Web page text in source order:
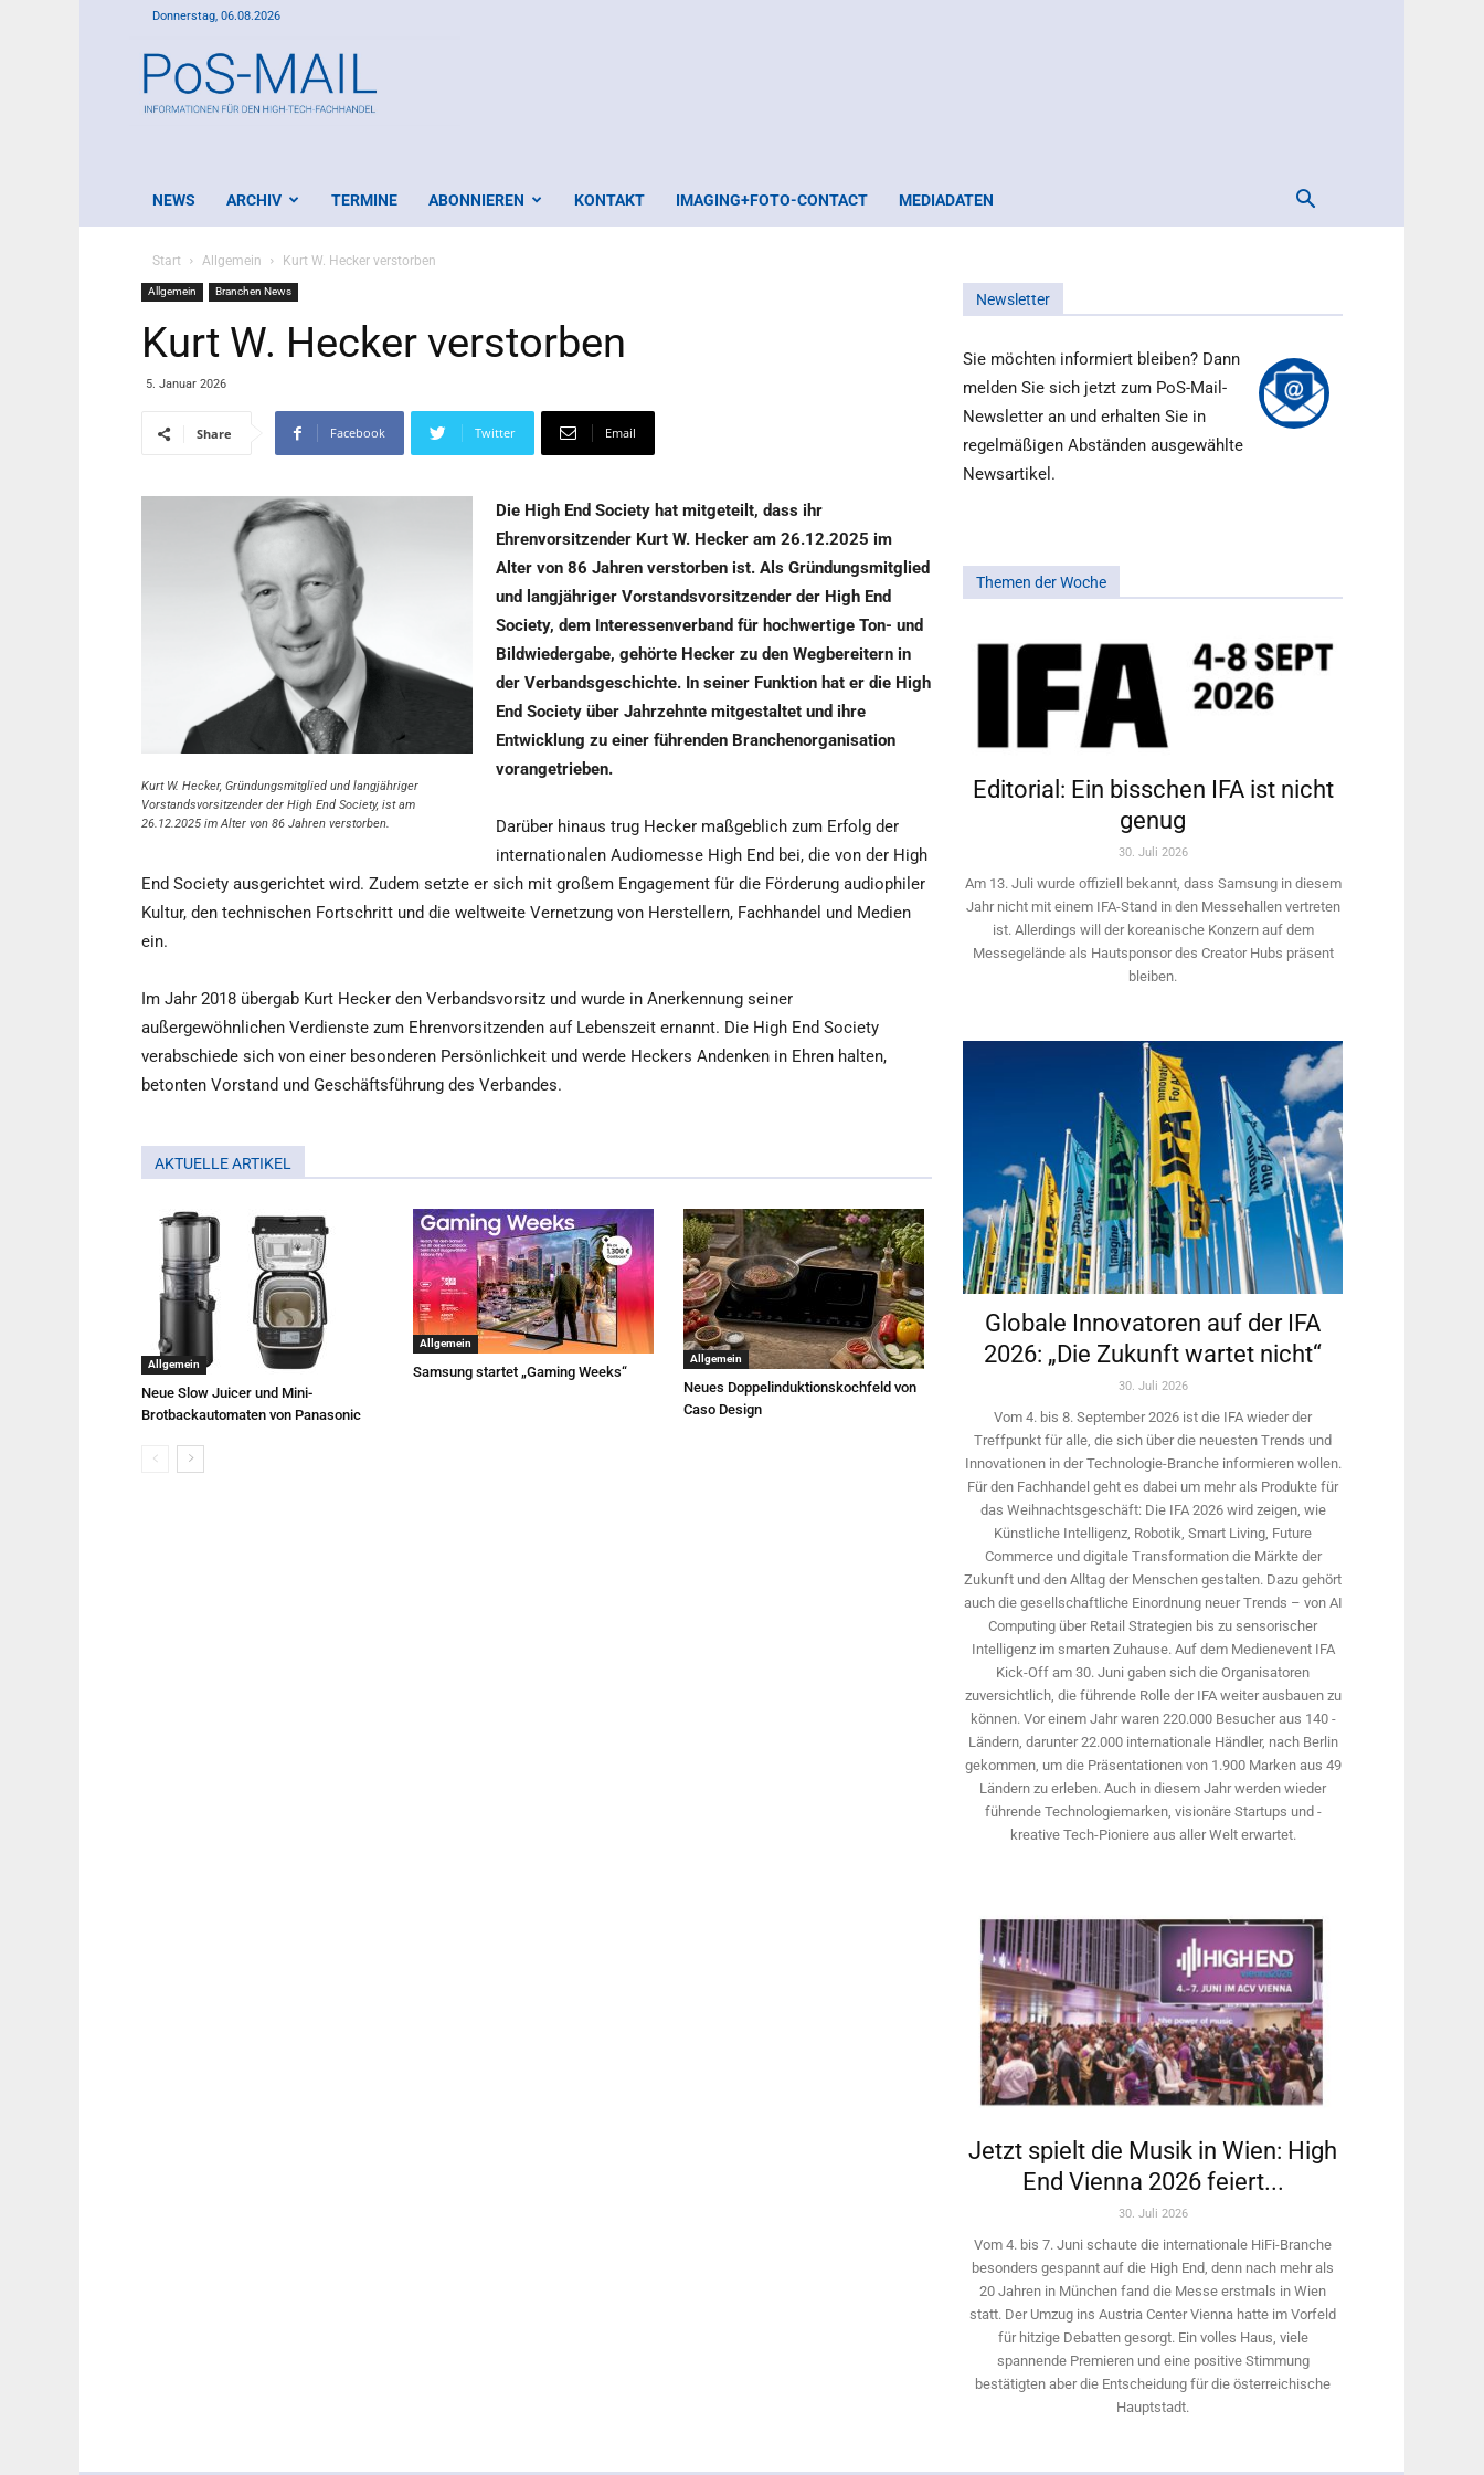
Donnerstag, 06.08.2026
Mail
NEWS ARCHIV TERMINE ABONNIEREN KONTAKT IMAGING+FOTO-CONTACT MEDIADATEN
Start Allgemein Kurt W. Hecker verstorben
Allgemein Branchen News
Kurt W. Hecker verstorben
5. Januar 2026
Share Facebook Twitter Email
Kurt W. Hecker, Gründungsmitglied und langjähriger
Vorstandsvorsitzender der High End Society, ist am
26.12.2025 im Alter von 86 Jahren verstorben.
Die High End Society hat mitgeteilt, dass ihr
Ehrenvorsitzender Kurt W. Hecker am 26.12.2025 im
Alter von 86 Jahren verstorben ist. Als Gründungsmitglied
und langjähriger Vorstandsvorsitzender der High End
Society, dem Interessenverband für hochwertige Ton- und
Bildwiedergabe, gehörte Hecker zu den Wegbereitern in
der Verbandsgeschichte. In seiner Funktion hat er die High
End Society über Jahrzehnte mitgestaltet und ihre
Entwicklung zu einer führenden Branchenorganisation
vorangetrieben.
Darüber hinaus trug Hecker maßgeblich zum Erfolg der
internationalen Audiomesse High End bei, die von der High
End Society ausgerichtet wird. Zudem setzte er sich mit großem Engagement für die Förderung audiophiler
Kultur, den technischen Fortschritt und die weltweite Vernetzung von Herstellern, Fachhandel und Medien
ein.
Im Jahr 2018 übergab Kurt Hecker den Verbandsvorsitz und wurde in Anerkennung seiner
außergewöhnlichen Verdienste zum Ehrenvorsitzenden auf Lebenszeit ernannt. Die High End Society
verabschiede sich von einer besonderen Persönlichkeit und werde Heckers Andenken in Ehren halten,
betonten Vorstand und Geschäftsführung des Verbandes.
AKTUELLE ARTIKEL
Allgemein
Neue Slow Juicer und Mini-
Brotbackautomaten von Panasonic
Allgemein
Samsung startet „Gaming Weeks“
Allgemein
Neues Doppelinduktionskochfeld von
Caso Design
Newsletter
Sie möchten informiert bleiben? Dann
melden Sie sich jetzt zum PoS-Mail-
Newsletter an und erhalten Sie in
regelmäßigen Abständen ausgewählte
Newsartikel.
Themen der Woche
Editorial: Ein bisschen IFA ist nicht
genug
30. Juli 2026
Am 13. Juli wurde offiziell bekannt, dass Samsung in diesem
Jahr nicht mit einem IFA-Stand in den Messehallen vertreten
ist. Allerdings will ­der koreanische Konzern auf dem
Messegelände als Hautsponsor des Creator Hubs präsent
bleiben.
Globale Innovatoren auf der IFA
2026: „Die Zukunft wartet nicht“
30. Juli 2026
Vom 4. bis 8. September 2026 ist die IFA wieder der
Treffpunkt für alle, die sich über die neuesten Trends und
Innovationen in der Technologie-­Branche informieren wollen.
Für den Fachhandel geht es dabei um mehr als Produkte für
das Weihnachtsgeschäft: Die IFA 2026 wird ­zeigen, wie
Künstliche Intelligenz, Robotik, Smart Living, Future
Commerce und digitale Trans­formation die Märkte der
Zukunft und den Alltag der Menschen gestalten. Dazu gehört
auch die gesellschaftliche Einordnung neuer Trends – von AI
Computing über Retail Strategien bis zu sensorischer
Intelligenz im smarten Zuhause. Auf dem Medien­event IFA
Kick-Off am 30. Juni gaben sich die Organisatoren
zuversichtlich, die führende Rolle der IFA weiter ausbauen zu
können. Vor einem Jahr ­waren 220.000 Besucher aus 140 ­
Ländern, ­darunter 22.000 internationale Händler, nach Berlin
gekommen, um die Präsen­tationen von 1.900 Marken aus 49
Ländern zu erleben. Auch in diesem Jahr werden wieder
führende Technologiemarken, visionäre Startups und ­
kreative Tech-Pioniere aus aller Welt erwartet.
Jetzt spielt die Musik in Wien: High
End Vienna 2026 feiert...
30. Juli 2026
Vom 4. bis 7. Juni schaute die internationale HiFi-Branche
besonders gespannt auf die High End, denn nach mehr als
20 Jahren in München fand die Messe erstmals in Wien
statt. Der Umzug ins Austria Center Vienna hatte im Vorfeld
für hitzige Debatten gesorgt. Ein volles Haus, viele
spannende Premieren und eine positive Stimmung
bestätigten aber die Entscheidung für die österreichische
Hauptstadt.